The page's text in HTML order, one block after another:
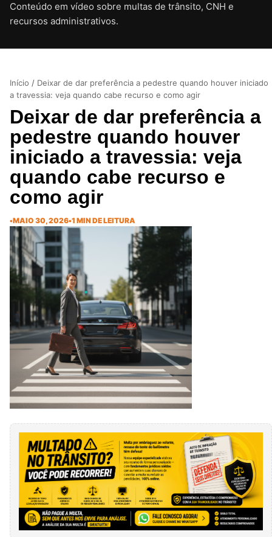
Conteúdo em vídeo sobre multas de trânsito, CNH e
recursos administrativos.CLIQUE PARA ATIVAR O SOM
Início / Deixar de dar preferência a pedestre quando houver iniciado
a travessia: veja quando cabe recurso e como agir
Deixar de dar preferência a
pedestre quando houver
iniciado a travessia: veja
quando cabe recurso e
como agir
•MAIO 30, 2026•1 MIN DE LEITURA